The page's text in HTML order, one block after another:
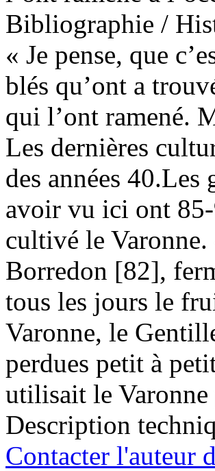
Bibliographie /
« Je pense, que
blés qu’ont a
qui l’ont ramené.
Les dernières
des années 40.Les
avoir vu ici ont
cultivé le Varonne.
Borredon [82],
tous les jours le
Varonne, le
perdues petit à
utilisait le
Description
Contacter l'auteur